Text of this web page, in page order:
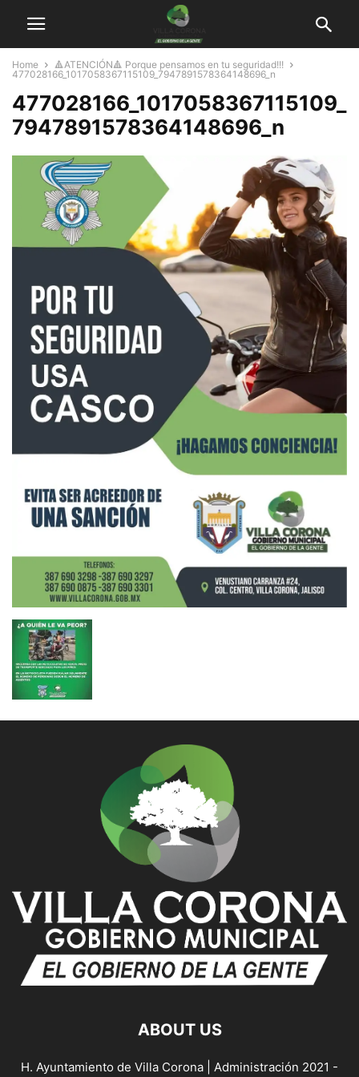
Home
🔺ATENCIÓN🔺 Porque pensamos en tu seguridad!!!
477028166_1017058367115109_7947891578364148696_n
477028166_1017058367115109_
7947891578364148696_n
ABOUT US
H. Ayuntamiento de Villa Corona | Administración 2021 -